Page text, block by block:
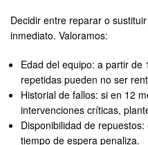
Decidir entre reparar o
inmediato. Valoramos:
Edad del equipo: a partir de
repetidas pueden no ser
Historial de fallos: si en 12
intervenciones críticas,
Disponibilidad de
tiempo de espera penaliza.